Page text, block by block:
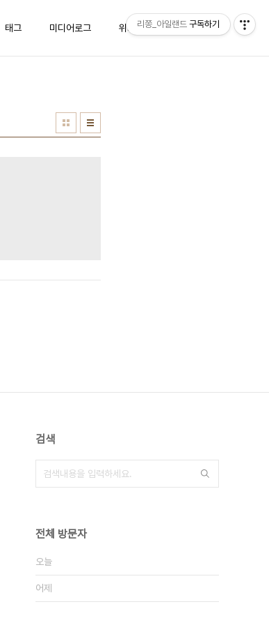
태그 미디어로그 위치로그 방명록
검색
전체 방문자
오늘
어제
리쫑_아일랜드 구독하기